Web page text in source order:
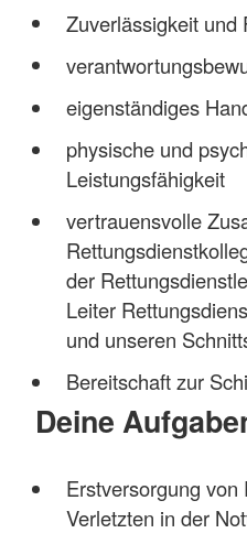
Zuverlässigkeit und
eigenständiges
physische und
Leistungsfähigkeit
vertrauensvolle
der
Leiter
und unseren
Bereitschaft zur
Deine
Erstversorgung von
Verletzten in der